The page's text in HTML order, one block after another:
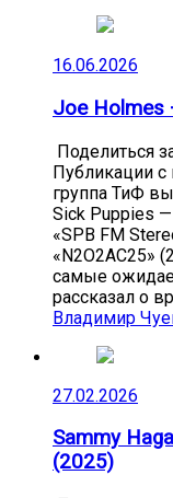
16.06.2026
Joe Holmes
Поделиться
Публикации
группа ТиФ
Sick Puppies
«SPB FM
«N2O2AC25»
самые
рассказал о
Владимир
27.02.2026
Sammy
(2025)